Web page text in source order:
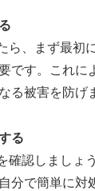
ら、まず最初
です。これに
る被害を防げ
る
確認しましょ
分で簡単に対